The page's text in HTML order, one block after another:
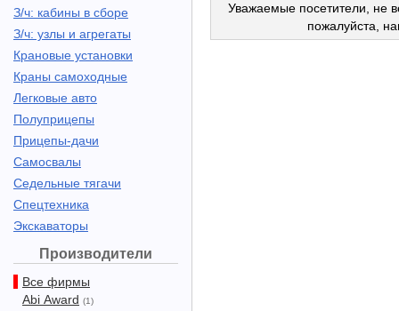
З/ч: кабины в сборе
З/ч: узлы и агрегаты
Крановые установки
Краны самоходные
Легковые авто
Полуприцепы
Прицепы-дачи
Самосвалы
Седельные тягачи
Спецтехника
Экскаваторы
Производители
Все фирмы
Abi Award (1)
Уважаемые посетители, не
пожалуйста,